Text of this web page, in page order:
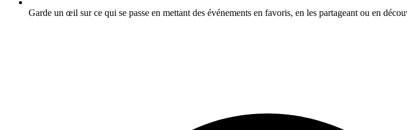
Garde un œil sur ce qui se passe en mettant des événements en favoris, en les partageant ou en